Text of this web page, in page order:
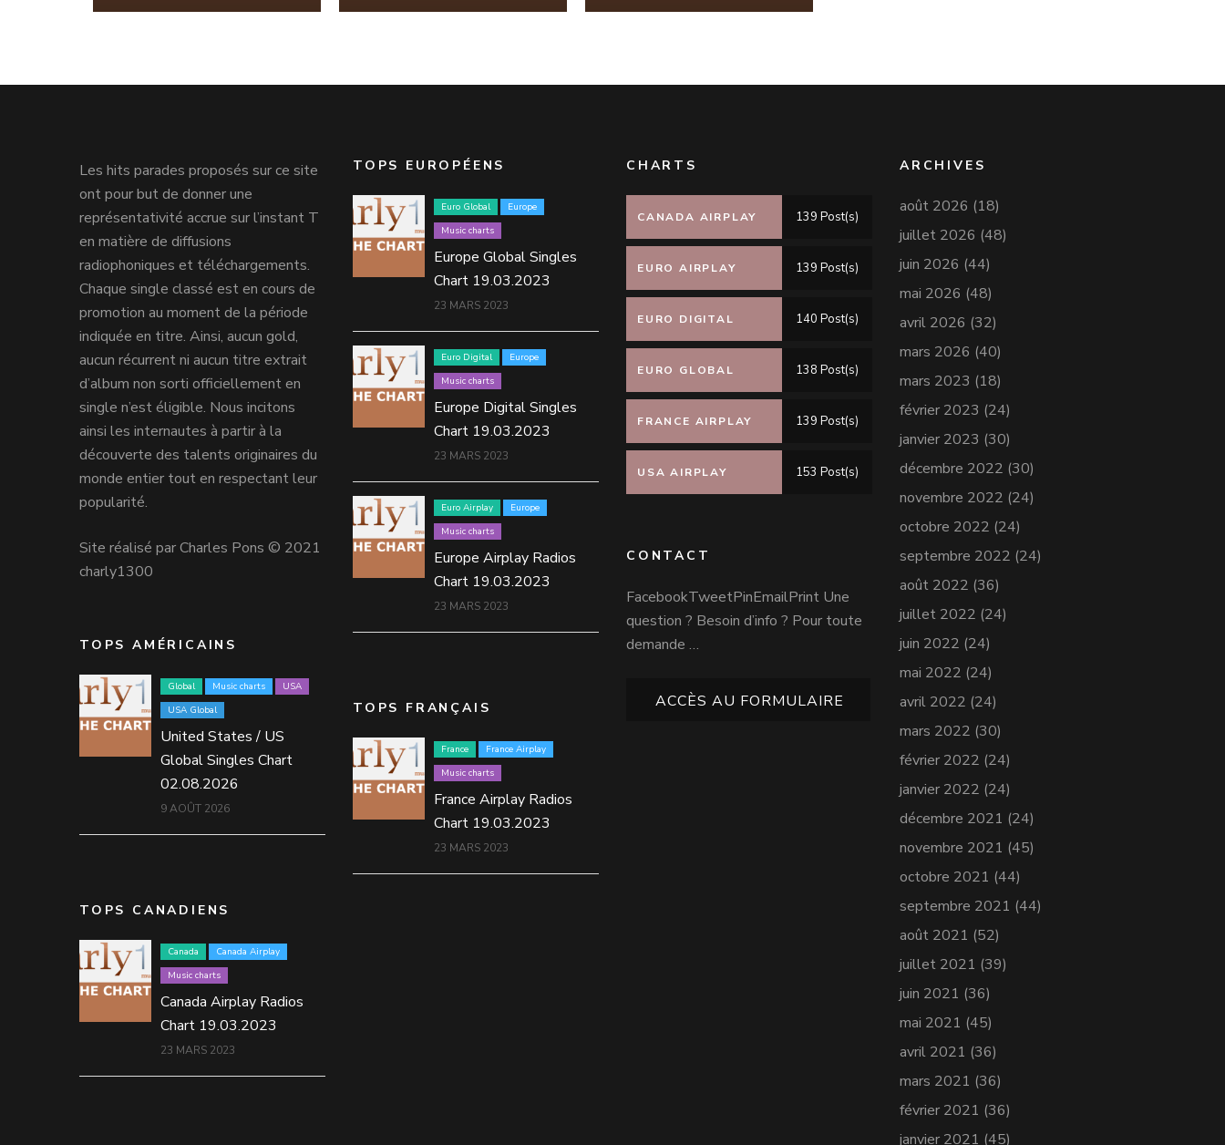
Les hits parades proposés sur ce site
ont pour but de donner une
représentativité accrue sur l’instant T
en matière de diffusions
radiophoniques et téléchargements.
Chaque single classé est en cours de
promotion au moment de la période
indiquée en titre. Ainsi, aucun gold,
aucun récurrent ni aucun titre extrait
d’album non sorti officiellement en
single n’est éligible. Nous incitons
ainsi les internautes à partir à la
découverte des talents originaires du
monde entier tout en respectant leur
popularité.
Site réalisé par Charles Pons © 2021
charly1300
TOPS AMÉRICAINS
Global Music charts
USA
USA Global
United States / US
Global Singles Chart
02.08.2026
9 AOÛT 2026
TOPS CANADIENS
Canada
Canada Airplay
Music charts
Canada Airplay Radios
Chart 19.03.2023
23 MARS 2023
TOPS EUROPÉENS
Euro Global
Europe
Music charts
Europe Global Singles
Chart 19.03.2023
23 MARS 2023
Euro Digital
Europe
Music charts
Europe Digital Singles
Chart 19.03.2023
23 MARS 2023
Euro Airplay
Europe
Music charts
Europe Airplay Radios
Chart 19.03.2023
23 MARS 2023
TOPS FRANÇAIS
France
France Airplay
Music charts
France Airplay Radios
Chart 19.03.2023
23 MARS 2023
CHARTS
CANADA AIRPLAY 139 Post(s)
EURO AIRPLAY 139 Post(s)
EURO DIGITAL 140 Post(s)
EURO GLOBAL 138 Post(s)
FRANCE AIRPLAY 139 Post(s)
USA AIRPLAY 153 Post(s)
CONTACT
FacebookTweetPinEmailPrint Une
question ? Besoin d’info ? Pour toute
demande …
ACCÈS AU FORMULAIRE
ARCHIVES
août 2026 (18)
juillet 2026 (48)
juin 2026 (44)
mai 2026 (48)
avril 2026 (32)
mars 2026 (40)
mars 2023 (18)
février 2023 (24)
janvier 2023 (30)
décembre 2022 (30)
novembre 2022 (24)
octobre 2022 (24)
septembre 2022 (24)
août 2022 (36)
juillet 2022 (24)
juin 2022 (24)
mai 2022 (24)
avril 2022 (24)
mars 2022 (30)
février 2022 (24)
janvier 2022 (24)
décembre 2021 (24)
novembre 2021 (45)
octobre 2021 (44)
septembre 2021 (44)
août 2021 (52)
juillet 2021 (39)
juin 2021 (36)
mai 2021 (45)
avril 2021 (36)
mars 2021 (36)
février 2021 (36)
janvier 2021 (45)